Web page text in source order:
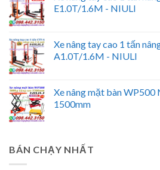
E1.0T/1.6M - NIULI
Xe nâng tay cao 1 tấn
A1.0T/1.6M - NIULI
Xe nâng mặt bàn WP500
1500mm
BÁN CHẠY NHẤT